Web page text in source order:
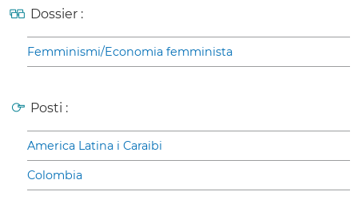
Dossier :
Femminismi/Economia femminista
Posti :
America Latina i Caraibi
Colombia